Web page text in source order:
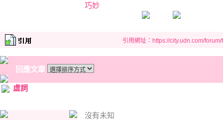
巧妙
引用網址：https://city.udn.com/
回應文章
虛詞
沒有未知